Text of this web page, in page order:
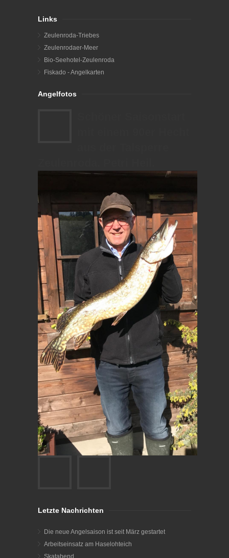
Links
Zeulenroda-Triebes
Zeulenrodaer-Meer
Bio-Seehotel-Zeulenroda
Fiskado - Angelkarten
Angelfotos
Letzte Nachrichten
Die neue Angelsaison ist seit März gestartet
Arbeitseinsatz am Haselohteich
Skatabend